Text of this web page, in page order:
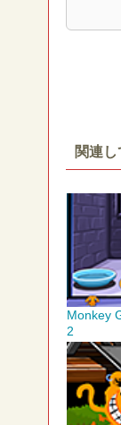
関連
Monkey
2